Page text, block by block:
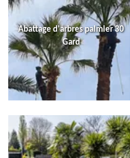
Abattage d'arbres palmier 30
Gard